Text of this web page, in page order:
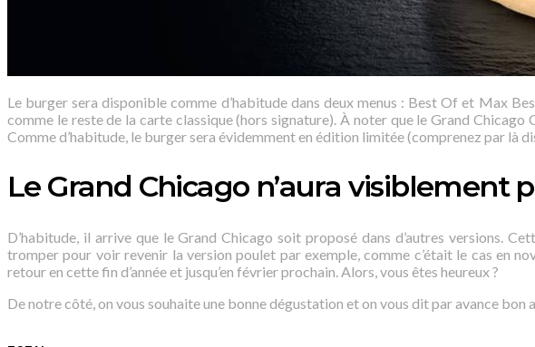
Le burger sera disponible comme d’habitude dans deux menus : Best Of et Max
comme le reste de la carte classique (hors signature). À noter que le Grand
Comme d’habitude, le burger sera évidemment en édition limitée (comprenez par là
Le Grand Chicago n’aura
D’habitude, il arrive que le Grand Chicago soit proposé dans d’autres versions.
tromper pour voir revenir la version poulet par exemple, comme c’était le cas en
retour en cette fin d’année et jusqu’en février prochain. Alors, vous êtes heureux ?
De notre côté, on vous souhaite une bonne dégustation et on vous dit par avance